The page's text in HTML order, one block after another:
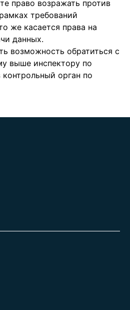
право возражать против
требований
же касается права на
данных.
возможность обратиться с
выше инспектору по
орган по